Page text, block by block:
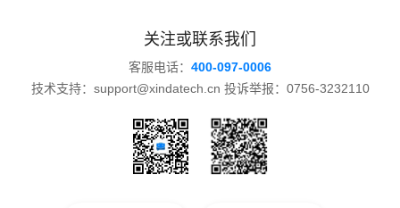
关注或联系我们
客服电话： 400-097-0006
技术支持：support@xindatech.cn 投诉举报：0756-3232110